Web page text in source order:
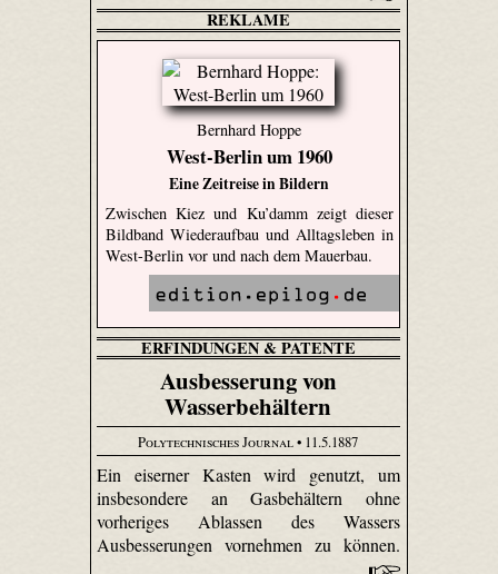
REKLAME
Bernhard Hoppe
West-Berlin um 1960
Eine Zeitreise in Bildern
Zwischen Kiez und Ku’damm zeigt dieser
Bildband Wiederaufbau und Alltagsleben in
West-Berlin vor und nach dem Mauerbau.
ERFINDUNGEN & PATENTE
Ausbesserung von
Wasserbehältern
Polytechnisches Journal• 11.5.1887
Ein eiserner Kasten wird genutzt, um
insbesondere an Gasbehältern ohne
vorheriges Ablassen des Wassers
Ausbesserungen vornehmen zu können.